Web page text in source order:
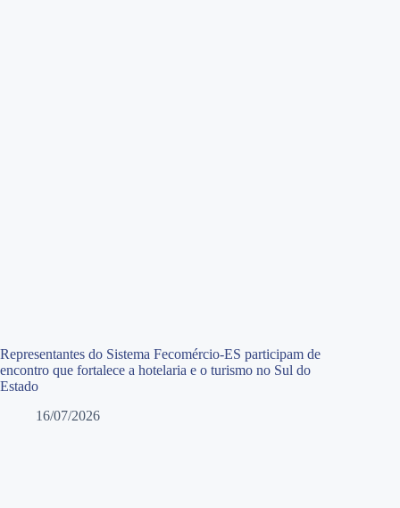
Representantes do Sistema Fecomércio-ES participam de
encontro que fortalece a hotelaria e o turismo no Sul do
Estado
16/07/2026